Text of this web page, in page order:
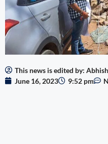
This news is edited by:
June 16, 2023
9:52 pm